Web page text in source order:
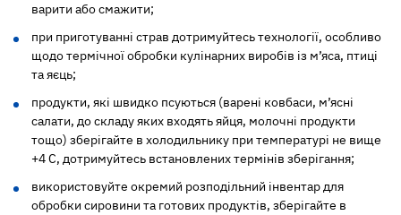
варити або смажити;
при приготуванні страв дотримуйтесь технології, особливо
щодо термічної обробки кулінарних виробів із м’яса, птиці
та яєць;
продукти, які швидко псуються (варені ковбаси, м’ясні
салати, до складу яких входять яйця, молочні продукти
тощо) зберігайте в холодильнику при температурі не вище
+4С, дотримуйтесь встановлених термінів зберігання;
використовуйте окремий розподільний інвентар для
обробки сировини та готових продуктів, зберігайте в